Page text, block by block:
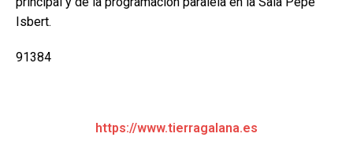
Isbert.
91384
https://www.tierragalana.es